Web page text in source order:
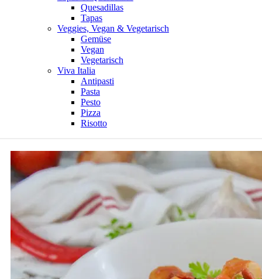
Quesadillas
Tapas
Veggies, Vegan & Vegetarisch
Gemüse
Vegan
Vegetarisch
Viva Italia
Antipasti
Pasta
Pesto
Pizza
Risotto